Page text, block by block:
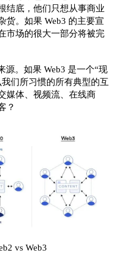
结底，他们只想从事商业
货。如果 Web3 的主要宣
市场的很大一部分将被完
源。如果 Web3 是一个“现
们所习惯的所有典型的互
媒体、视频流、在线商
？
vs Web3